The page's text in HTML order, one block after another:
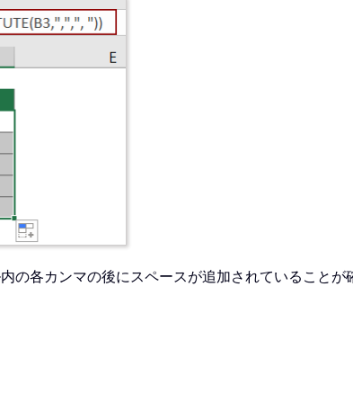
各カンマの後にスペースが追加されていることが